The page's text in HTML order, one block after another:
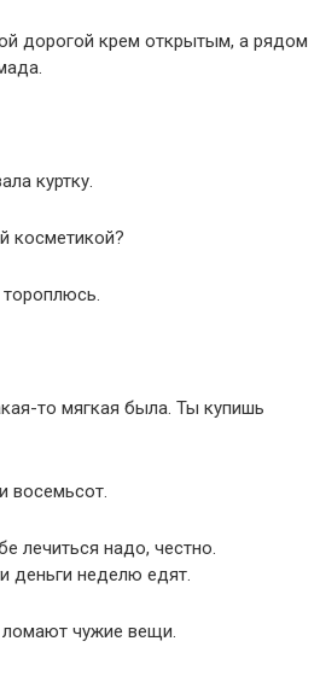
дорогой крем открытым, а рядом
куртку.
косметикой?
тороплюсь.
то мягкая была. Ты купишь
восемьсот.
лечиться надо, честно.
деньги неделю едят.
чужие вещи.